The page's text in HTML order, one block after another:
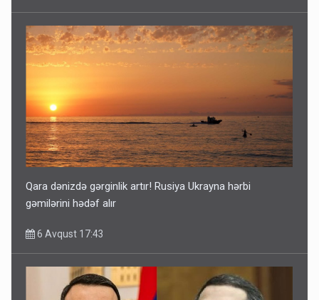
Qara dənizdə gərginlik artır! Rusiya Ukrayna hərbi
gəmilərini hədəf alır
6 Avqust 17:43